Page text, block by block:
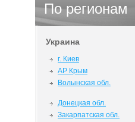
По регионам
Украина
г. Киев
АР Крым
Волынская обл.
Донецкая обл.
Закарпатская обл.